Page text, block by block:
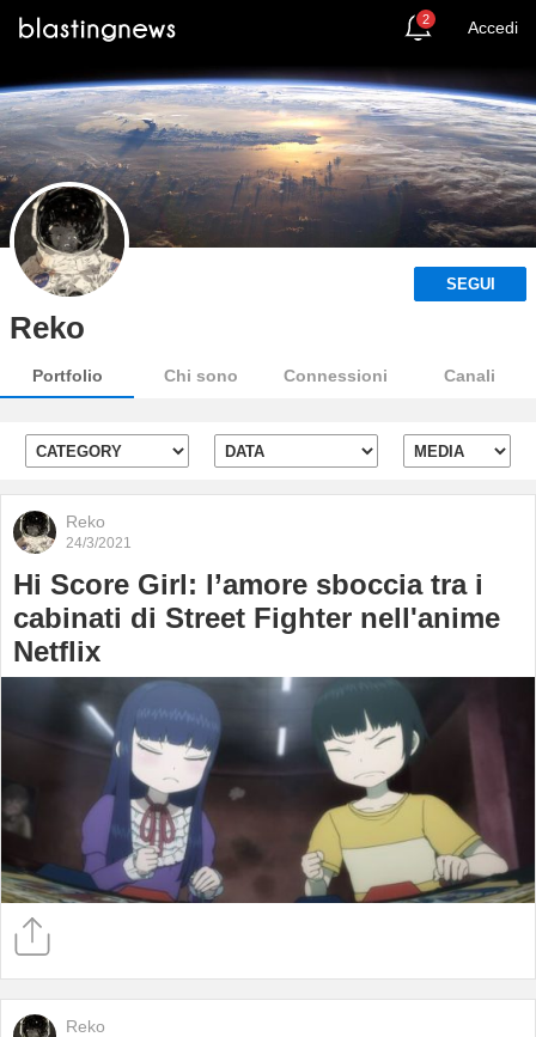
2 Accedi
SEGUI
Reko
Portfolio Chi sono Connessioni Canali
Reko
24/3/2021
Hi Score Girl: l’amore sboccia tra i
cabinati di Street Fighter nell'anime
Netflix
Reko